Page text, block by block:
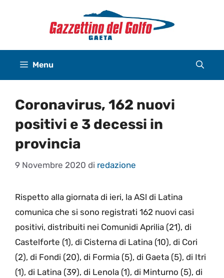
Menu
Coronavirus, 162 nuovi
positivi e 3 decessi in
provincia
9 Novembre 2020 di redazione
Rispetto alla giornata di ieri, la ASl di Latina
comunica che si sono registrati 162 nuovi casi
positivi, distribuiti nei Comunidi Aprilia (21), di
Castelforte (1), di Cisterna di Latina (10), di Cori
(2), di Fondi (20), di Formia (5), di Gaeta (5), di Itri
(1), di Latina (39), di Lenola (1), di Minturno (5), di